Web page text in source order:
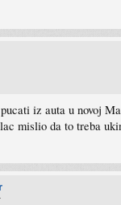
iz auta u novoj
mislio da to treba